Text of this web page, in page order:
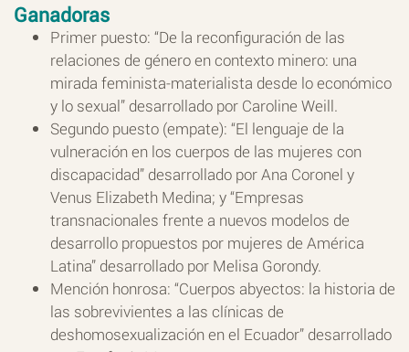
Ganadoras
Primer puesto: “De la reconfiguración de las
relaciones de género en contexto minero: una
mirada feminista-materialista desde lo económico
y lo sexual” desarrollado por Caroline Weill.
Segundo puesto (empate): “El lenguaje de la
vulneración en los cuerpos de las mujeres con
discapacidad” desarrollado por Ana Coronel y
Venus Elizabeth Medina; y “Empresas
transnacionales frente a nuevos modelos de
desarrollo propuestos por mujeres de América
Latina” desarrollado por Melisa Gorondy.
Mención honrosa: “Cuerpos abyectos: la historia de
las sobrevivientes a las clínicas de
deshomosexualización en el Ecuador” desarrollado